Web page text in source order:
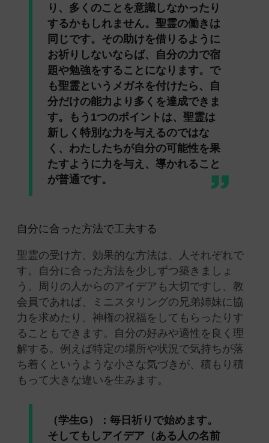
り、多くのことを意識しなかったり
するかもしれません。聖霊の働きは
同じです。その助けを借りるように
お祈りしないならば、自分の力で宿
題や勉強をすることになります。で
も聖霊というメガネを付けたら、自
分だけの能力より多くを達成できま
す。もう1つのポイントは、聖霊は
新しく特別な力を与えるのではな
く、わたしたちが自分の可能性を果
たすように力を与え、導かれること
が普通です。
自分に合った方法で工夫する
聖霊の受け方、効果的な方法は、人それぞれで
す。自分に合った方法を少しずつ築きましょ
う。周りの人からのアイデアも大切ですし、教
会員であれば、ミニスタリングの兄弟姉妹に協
力を求めたり、神権の祝福をしてもらったりす
ることもできます。自分の好みや適性を良く理
解する。例えば特定の場所や状況で気持ちが落
ち着くというような小さな気づきが、積もり積
もって大きな違いを生みます。
（学生G）：毎日祈りで始めます。
そしてもしアイデア（ある人の名前